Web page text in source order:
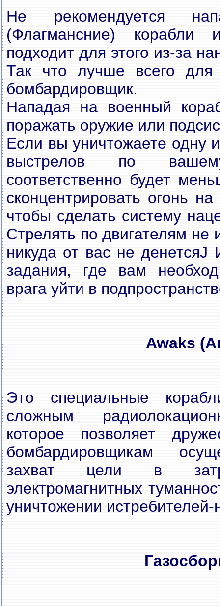
Не рекомендуется
(Флагмансние) корабли
подходит для этого из-за
Так что лучше всего для
бомбардировщик.
Нападая на военный
поражать оружие или
Если вы уничтожаете одну
выстрелов по
соответственно будет
сконцентрировать огонь
чтобы сделать систему
Стрелять по двигателям
никуда от вас не денетсяJ
задания, где вам
врага уйти в
Awaks
Это специальные
сложным
которое позволяет
бомбардировщикам
захват цели в
электромагнитных
уничтожении